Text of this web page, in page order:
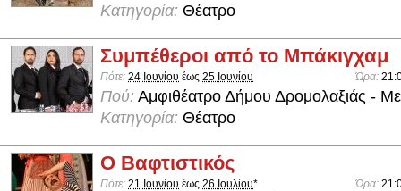
Κατηγορία: Θέατρο
Συμπέθεροι από το Μπάκιγχαμ
Πότε: 24 Ιουνίου έως 25 Ιουνίου Ώρα:
Πού: Αμφιθέατρο Δήμου Δρομολαξιάς -
Κατηγορία: Θέατρο
Ο Βαφτιστικός
Πότε: 21 Ιουνίου έως 26 Ιουλίου* Ώρα: